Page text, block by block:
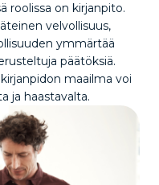
roolissa on kirjanpito.
velvollisuus,
ymmärtää
päätöksiä.
maailma voi
ja haastavalta.